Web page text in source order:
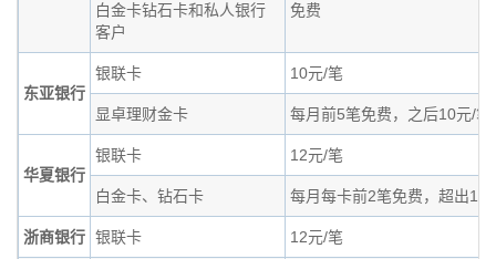
白金卡钻石卡和私人银行
客户
免费
东亚银行
银联卡 10元/笔
显卓理财金卡 每月前5笔免费，之后10元/笔
华夏银行
银联卡 12元/笔
白金卡、钻石卡 每月每卡前2笔免费，超出12
浙商银行 银联卡 12元/笔